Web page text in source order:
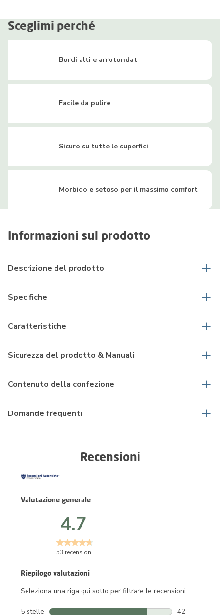
Informazioni sul prodotto
Descrizione del prodotto
Specifiche
Caratteristiche
Sicurezza del prodotto & Manuali
Contenuto della confezione
Domande frequenti
Sceglimi perché
Bordi alti e arrotondati
Facile da pulire
Sicuro su tutte le superfici
Morbido e setoso per il massimo comfort
Recensioni
Riepilogo valutazioni
Seleziona una riga qui sotto per filtrare le recensioni.
5 stelle stelle 42
Valutazione generale
4.7
53 recensioni